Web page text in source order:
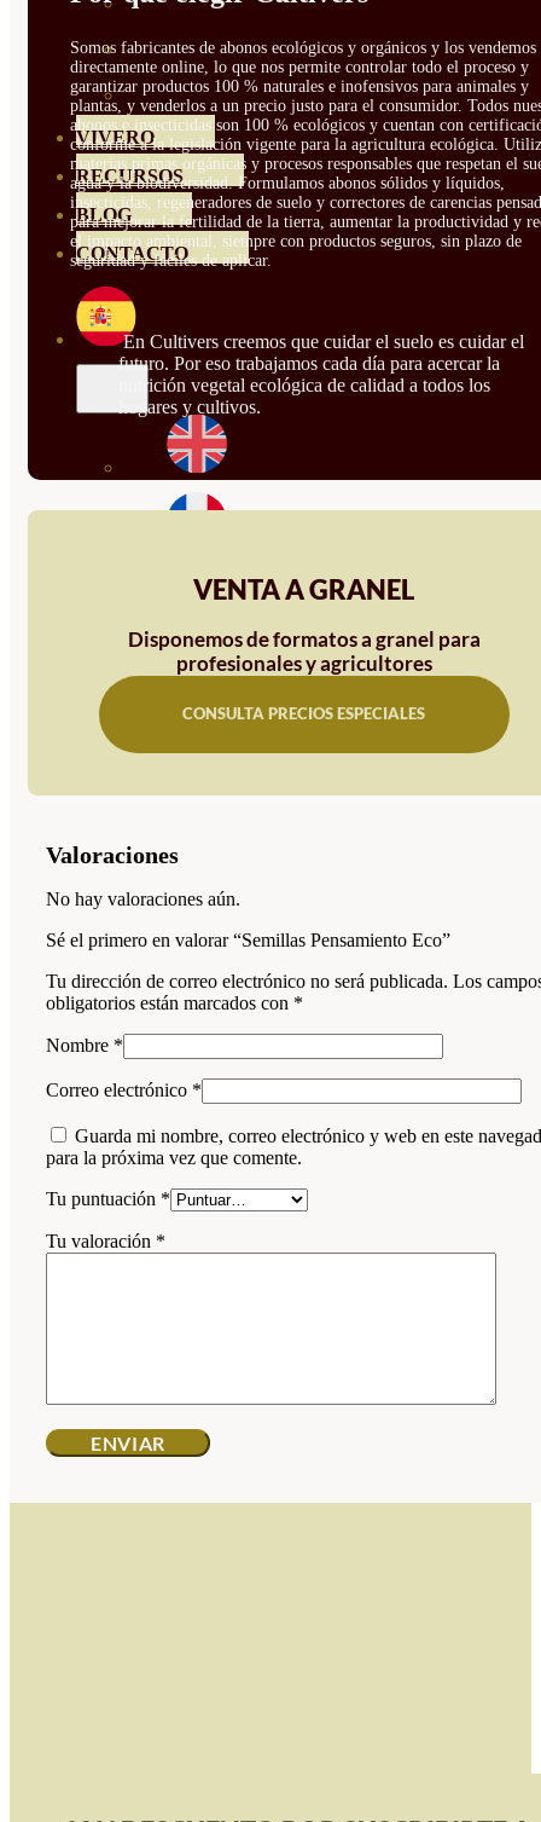
ROSALES
GERANIOS
VIVERO
RECURSOS
BLOG
CONTACTO
Somos fabricantes de abonos ecológicos y orgánicos y los vendemos
directamente online, lo que nos permite controlar todo el proceso y
garantizar productos 100 % naturales e inofensivos para animales y
plantas, y venderlos a un precio justo para el consumidor. Todos
abonos e insecticidas son 100 % ecológicos y cuentan con
conforme a la legislación vigente para la agricultura ecológica.
materias primas orgánicas y procesos responsables que respetan el
agua y la biodiversidad. Formulamos abonos sólidos y líquidos,
insecticidas, regeneradores de suelo y correctores de carencias
para mejorar la fertilidad de la tierra, aumentar la productividad y
el impacto ambiental, siempre con productos seguros, sin plazo de
seguridad y fáciles de aplicar.
En Cultivers creemos que cuidar el suelo es cuidar el
futuro. Por eso trabajamos cada día para acercar la
nutrición vegetal ecológica de calidad a todos los
hogares y cultivos.
VENTA A GRANEL
Disponemos de formatos a granel para
profesionales y agricultores
CONSULTA PRECIOS ESPECIALES
Valoraciones
No hay valoraciones aún.
Sé el primero en valorar “Semillas Pensamiento Eco”
Tu dirección de correo electrónico no será publicada. Los
obligatorios están marcados con *
Nombre *
Correo electrónico *
Guarda mi nombre, correo electrónico y web en este
para la próxima vez que comente.
Tu puntuación *
Tu valoración *